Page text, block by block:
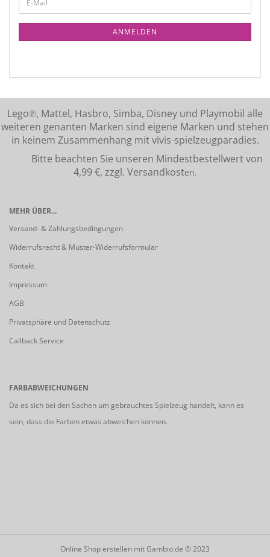
ANMELDEN
Lego℗, Mattel, Hasbro, Simba, Disney und Playmobil alle
weiteren genanten Marken sind eigene Marken und stehen
in keinem Zusammenhang mit vivis-spielzeugparadies.
Bitte beachten Sie unseren Mindestbestellwert von
4,99 €, zzgl. Versandkosten.
MEHR ÜBER...
Versand- & Zahlungsbedingungen
Widerrufsrecht & Muster-Widerrufsformular
Kontakt
Impressum
AGB
Privatsphäre und Datenschutz
Callback Service
FARBABWEICHUNGEN
Da es sich bei den Sachen um gebrauchtes Spielzeug handelt, kann es
sein, dass die Farben etwas abweichen können.
Online Shop erstellen mit Gambio.de © 2023